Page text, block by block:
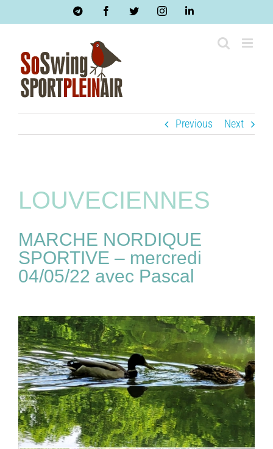
TelegramFacebookTwitterInstagramLinkedIn
Previous Next
LOUVECIENNES
MARCHE NORDIQUE
SPORTIVE – mercredi
04/05/22 avec Pascal